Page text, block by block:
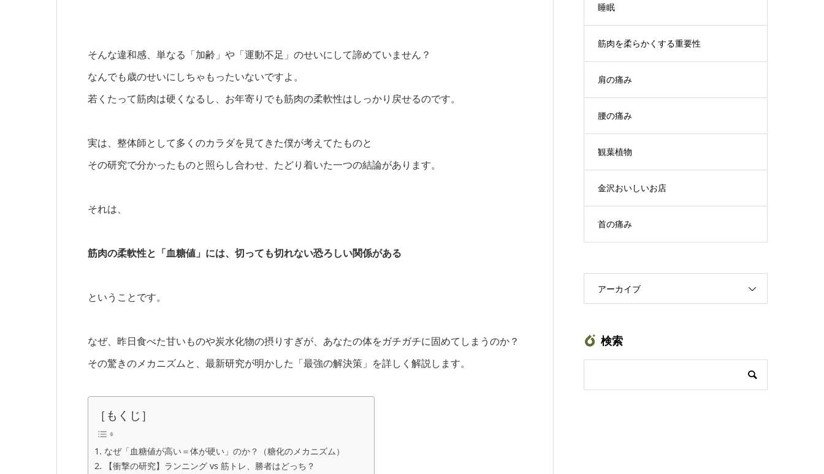
そんな違和感、単なる「加齢」や「運動不足」のせいにして諦めていません？
なんでも歳のせいにしちゃもったいないですよ。
若くたって筋肉は硬くなるし、お年寄りでも筋肉の柔軟性はしっかり戻せるのです。
実は、整体師として多くのカラダを見てきた僕が考えてたものと
その研究で分かったものと照らし合わせ、たどり着いた一つの結論があります。
それは、
筋肉の柔軟性と「血糖値」には、切っても切れない恐ろしい関係がある
ということです。
なぜ、昨日食べた甘いものや炭水化物の摂りすぎが、あなたの体をガチガチに固めてしまうのか？
その驚きのメカニズムと、最新研究が明かした「最強の解決策」を詳しく解説します。
［もくじ］
1. なぜ「血糖値が高い＝体が硬い」のか？（糖化のメカニズム）
2. 【衝撃の研究】ランニング vs 筋トレ、勝者はどっち？
睡眠
筋肉を柔らかくする重要性
肩の痛み
腰の痛み
観葉植物
金沢おいしいお店
首の痛み
アーカイブ
検索